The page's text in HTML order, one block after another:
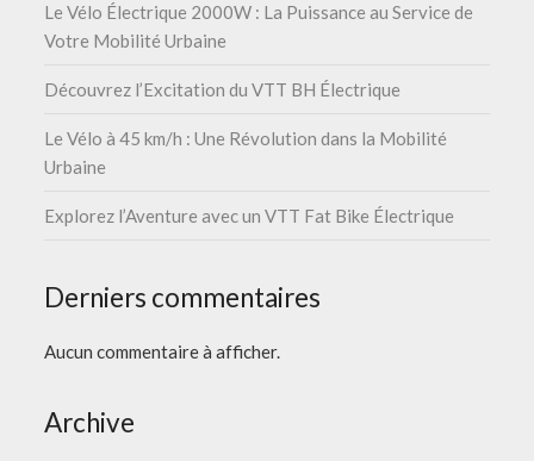
Le Vélo Électrique 2000W : La Puissance au Service de
Votre Mobilité Urbaine
Découvrez l’Excitation du VTT BH Électrique
Le Vélo à 45 km/h : Une Révolution dans la Mobilité
Urbaine
Explorez l’Aventure avec un VTT Fat Bike Électrique
Derniers commentaires
Aucun commentaire à afficher.
Archive